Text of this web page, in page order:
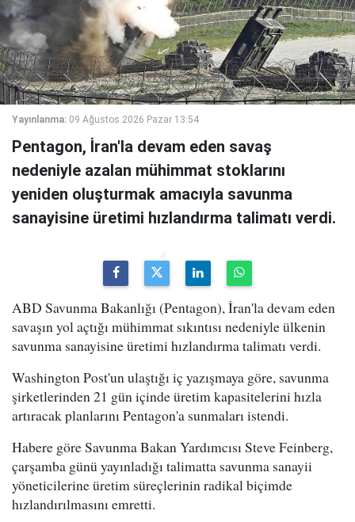
Yayınlanma: 09 Ağustos 2026 Pazar 13:54
Pentagon, İran'la devam eden savaş
nedeniyle azalan mühimmat stoklarını
yeniden oluşturmak amacıyla savunma
sanayisine üretimi hızlandırma talimatı verdi.
ABD Savunma Bakanlığı (Pentagon), İran'la devam eden
savaşın yol açtığı mühimmat sıkıntısı nedeniyle ülkenin
savunma sanayisine üretimi hızlandırma talimatı verdi.
Washington Post'un ulaştığı iç yazışmaya göre, savunma
şirketlerinden 21 gün içinde üretim kapasitelerini hızla
artıracak planlarını Pentagon'a sunmaları istendi.
Habere göre Savunma Bakan Yardımcısı Steve Feinberg,
çarşamba günü yayınladığı talimatta savunma sanayii
yöneticilerine üretim süreçlerinin radikal biçimde
hızlandırılmasını emretti.